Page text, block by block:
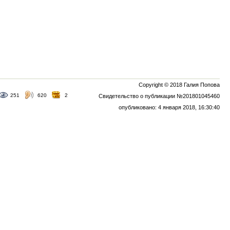
Copyright © 2018 Галия Попова
Свидетельство о публикации №201801045460
опубликовано: 4 января 2018, 16:30:40
251 620 2